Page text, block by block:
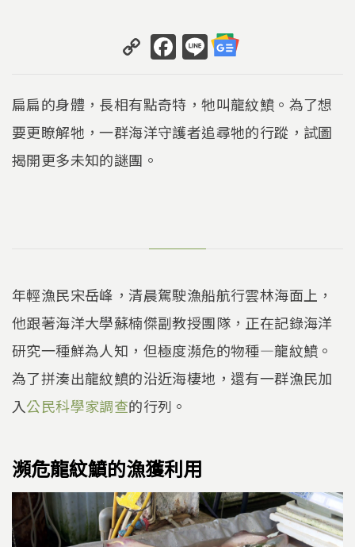
C
o
p
y
Li
n
F
a
c
e
b
Li
n
e
扁扁的身體，長相有點奇特，牠叫龍紋鱝。為了想
要更瞭解牠，一群海洋守護者追尋牠的行蹤，試圖
揭開更多未知的謎團。
年輕漁民宋岳峰，清晨駕駛漁船航行雲林海面上，
他跟著海洋大學蘇楠傑副教授團隊，正在記錄海洋
研究一種鮮為人知，但極度瀕危的物種—龍紋鱝。
為了拼湊出龍紋鱝的沿近海棲地，還有一群漁民加
入公民科學家調查的行列。
瀕危龍紋鱝的漁獲利用